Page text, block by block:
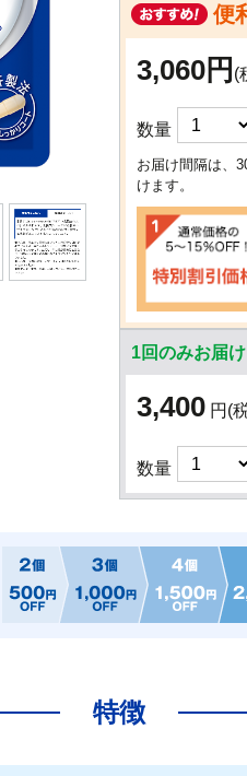
便
3,060円 (
数量
お届け間隔は、
けます。
1回のみお届け
3,400 円 (
数量
特徴